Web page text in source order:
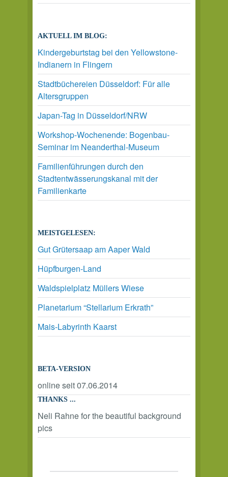
AKTUELL IM BLOG:
Kindergeburtstag bei den Yellowstone-
Indianern in Flingern
Stadtbüchereien Düsseldorf: Für alle
Altersgruppen
Japan-Tag in Düsseldorf/NRW
Workshop-Wochenende: Bogenbau-
Seminar im Neanderthal-Museum
Familienführungen durch den
Stadtentwässerungskanal mit der
Familienkarte
MEISTGELESEN:
Gut Grütersaap am Aaper Wald
Hüpfburgen-Land
Waldspielplatz Müllers Wiese
Planetarium “Stellarium Erkrath”
Mais-Labyrinth Kaarst
BETA-VERSION
online seit 07.06.2014
THANKS ...
Neli Rahne for the beautiful background
pics